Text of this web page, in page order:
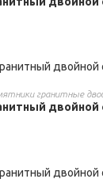
гранитные
двойной